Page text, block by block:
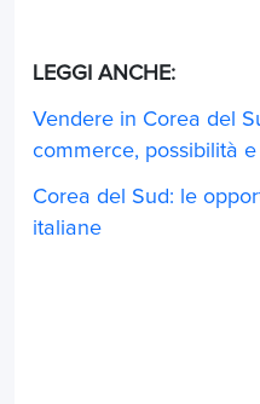
LEGGI ANCHE:
Vendere in Corea del
commerce, possibilità
Corea del Sud: le
italiane